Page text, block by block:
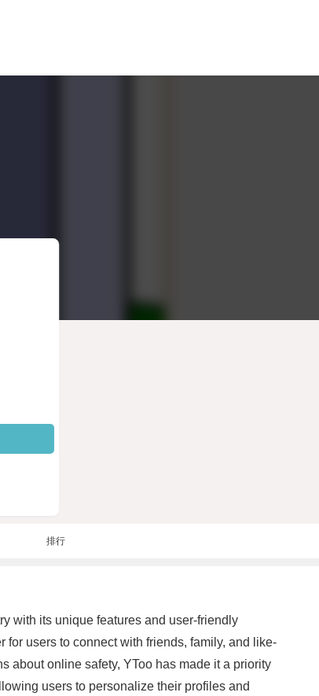
排行
with its unique features and user-friendly
for users to connect with friends, family, and like-
about online safety, YToo has made it a priority
users to personalize their profiles and